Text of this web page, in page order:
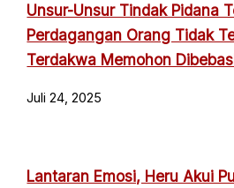
Unsur-Unsur Tindak Pidana
Perdagangan Orang Tidak
Terdakwa Memohon
Juli 24, 2025
Lantaran Emosi, Heru Akui